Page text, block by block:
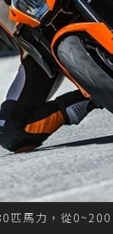
馬力，從